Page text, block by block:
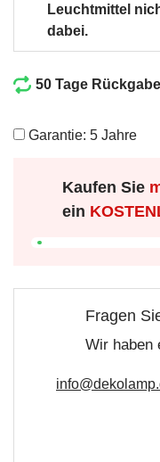
Leuchtmittel
dabei.
50 Tage
Garantie: 5 Jahre
Kaufen Sie
ein
Fragen
Wir haben